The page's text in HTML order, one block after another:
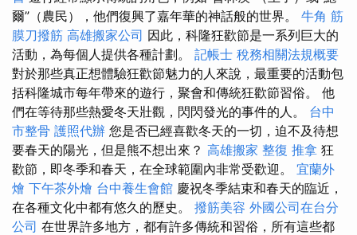
爾”（農民），他們復興了嘉年華的神話般的世界。 牛角 筋
膜刀撥筋 高雄搬家公司 因此，科隆狂歡節是一系列巨大的
活動，為每個人提供各種計劃。 記帳士 稅務相關法規概要
對於那些真正想體驗狂歡節魅力的人來說，最重要的活動包
括科隆城市每年帶來的遊行，聚會和傳統狂歡節習俗。 他
們在等待那些熱愛冬天壯觀，閃閃發光的事件的人。 台中
市整骨 護照代辦 您是否已經喜歡冬天的一切，迫不及待想
要春天的陽光，但是熊不想出來？ 高雄搬家 整復 推拿 狂
歡節，即冬季和春天，在全球範圍內非常受歡迎。 宜蘭外
燴 下午茶外燴 台中養生會館 慶祝冬季結束和春天的臨近，
在各種文化中都有悠久的歷史。 撥筋美容 外國公司在台分
公司 在世界許多地方，都有許多傳統和習俗，所有這些都